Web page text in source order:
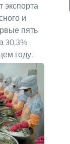
экспорта
и
пять
30,3%
году.